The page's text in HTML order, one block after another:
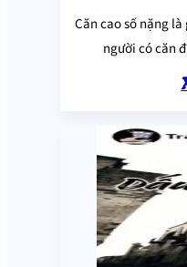
Căn cao số nặng
người có căn